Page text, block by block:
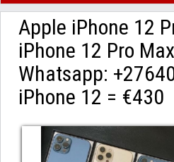
Apple iPhone 12
iPhone 12 Pro
Whatsapp:
iPhone 12 = €430